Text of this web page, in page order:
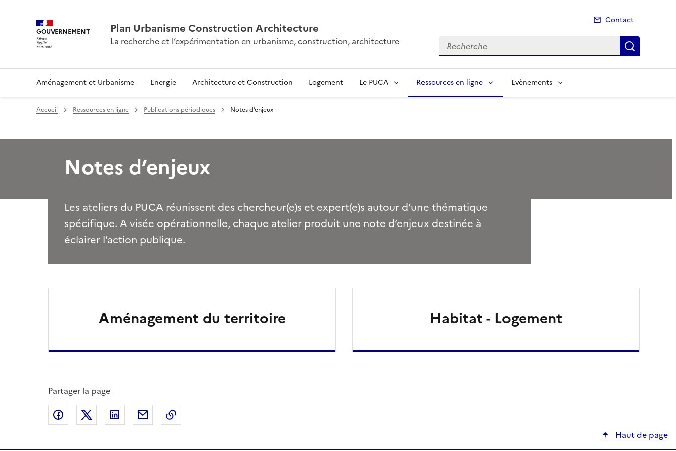
GOUVERNEMENT Plan Urbanisme Construction Architecture
La recherche et l’expérimentation en urbanisme, construction, architecture
Contact
Recherche
Aménagement et Urbanisme Energie Architecture et Construction Logement Le PUCA Ressources en ligne Evènements
Accueil Ressources en ligne Publications périodiques Notes d’enjeux
Notes d’enjeux
Les ateliers du PUCA réunissent des chercheur(e)s et expert(e)s autour d’une thématique
spécifique. A visée opérationnelle, chaque atelier produit une note d’enjeux destinée à
éclairer l’action publique.
Aménagement du territoire Habitat - Logement
Partager la page
Partager sur Facebook
Partager sur XPartager sur LinkedIn
Partager par email
Haut de page